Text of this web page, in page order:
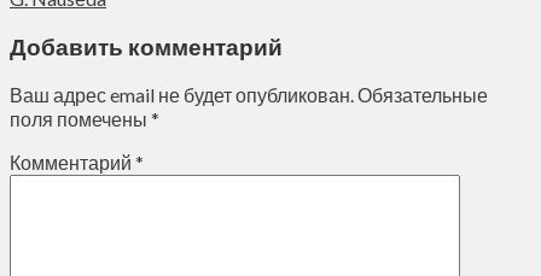
Добавить комментарий
Ваш адрес email не будет опубликован.Обязательные
поля помечены *
Комментарий *